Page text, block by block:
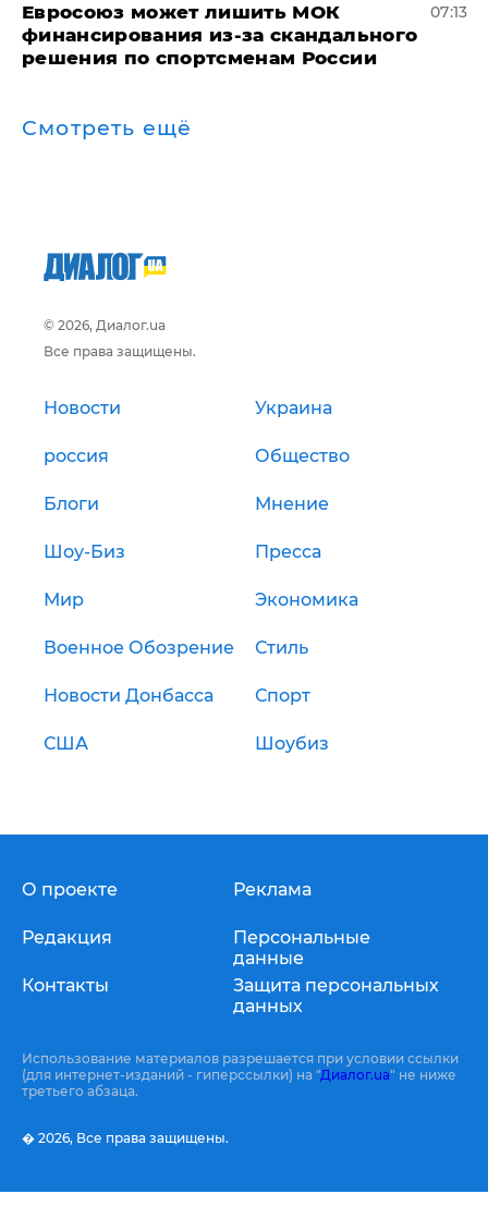
Евросоюз может лишить МОК
финансирования из-за скандального
решения по спортсменам России
07:13
Смотреть ещё
© 2026, Диалог.ua
Все права защищены.
Новости Украина
россия Общество
Блоги Мнение
Шоу-Биз Пресса
Мир Экономика
Военное Обозрение Стиль
Новости Донбасса Спорт
США Шоубиз
О проекте
Редакция
Контакты
Реклама
Персональные
данные
Защита персональных
данных
Использование материалов разрешается при условии ссылки
(для интернет-изданий - гиперссылки) на "Диалог.ua" не ниже
третьего абзаца.
� 2026, Все права защищены.